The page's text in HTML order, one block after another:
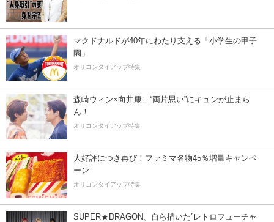
マクドナルドが40年にわたり支える「小学生の甲子
園」
オリコンタイアップ特集
森崎ウィン×向井康二“両片思い”にキュンが止まら
ん！
オリコンタイアップ特集
大好評につき再び！ファミマ名物45％増量キャンペ
ーン
オリコンタイアップ特集
SUPER★DRAGON、自ら描いた”レトロフューチャ